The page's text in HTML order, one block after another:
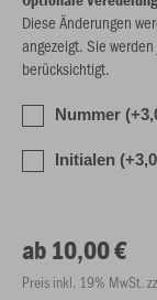
Diese Änderungen
angezeigt. Sie
berücksichtigt.
Nummer
Initialen
ab 10,00 €
Preis inkl. 19% MwSt.